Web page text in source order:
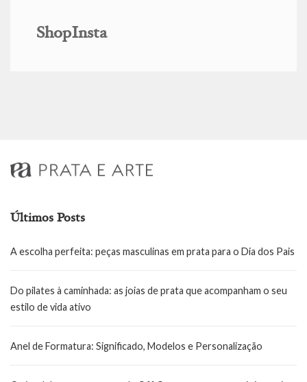
ShopInsta
Últimos Posts
A escolha perfeita: peças masculinas em prata para o Dia dos Pais
Do pilates à caminhada: as joias de prata que acompanham o seu
estilo de vida ativo
Anel de Formatura: Significado, Modelos e Personalização